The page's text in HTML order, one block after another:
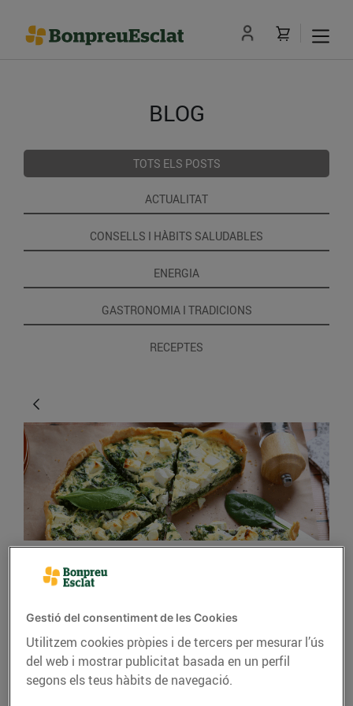
BLOG
TOTS ELS POSTS
ACTUALITAT
CONSELLS I HÀBITS SALUDABLES
ENERGIA
GASTRONOMIA I TRADICIONS
RECEPTES
CONSELLS I HÀBITS SALUDABLES
Menjar verdures és
divertit!
05/de febrer/2021
Gestió del consentiment de les Cookies
Utilitzem cookies pròpies i de tercers per mesurar l’ús
del web i mostrar publicitat basada en un perfil
segons els teus hàbits de navegació.